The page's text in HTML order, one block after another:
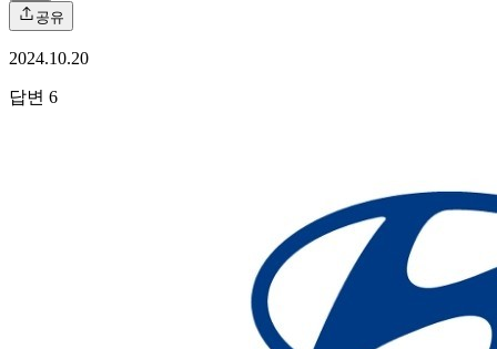
공유
2024.10.20
답변 6